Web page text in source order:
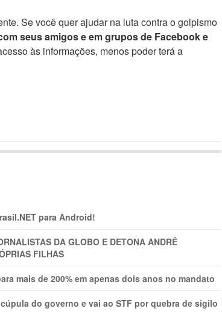
Se você quer ajudar na luta contra o golpismo
seus amigos e em grupos de Facebook e
às informações, menos poder terá a
para Android!
DA GLOBO E DETONA ANDRÉ
FILHAS
mais de 200% em apenas dois anos no mandato
do governo e vai ao STF por quebra de sigilo